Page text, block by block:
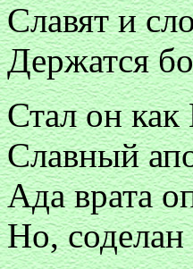
Славят и
Держатся
Стал он как
Славный
Ада врата
Но,